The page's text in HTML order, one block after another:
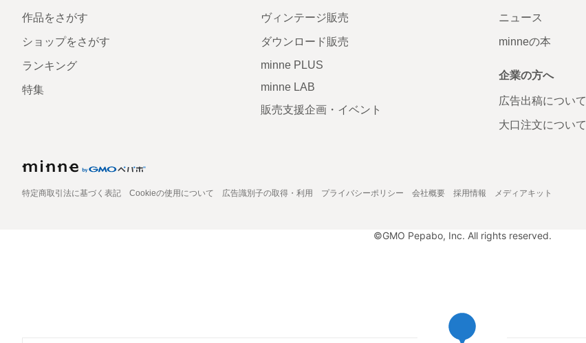
作品をさがす
ショップをさがす
ランキング
特集
ヴィンテージ販売
ダウンロード販売
minne PLUS
minne LAB
販売支援企画・イベント
ニュース
minneの本
企業の方へ
広告出稿について
大口注文について
特定商取引法に基づく表記 Cookieの使用について 広告識別子の取得・利用 プライバシーポリシー 会社概要 採用情報 メディアキット
©GMO Pepabo, Inc. All rights reserved.